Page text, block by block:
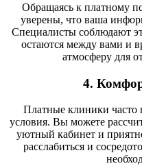
Обращаясь к платному
уверены, что ваша
Специалисты соблюдают
остаются между вами и
атмосферу для
4.
Платные клиники часто
условия. Вы можете
уютный кабинет и
расслабиться и